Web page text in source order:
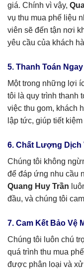
giá. Chính vì vậy,
vụ thu mua phế liệu
viên sẽ đến tận nơi
yêu cầu của khách
5. Thanh Toán
Một trong những lợi
tôi là quy trình thanh
việc thu gom, khách
lập tức, giúp tiết
6. Chất Lượng Dịch
Chúng tôi không
để đáp ứng nhu cầu
Quang Huy Trần
đầu, và chúng tôi
7. Cam Kết Bảo Vệ
Chúng tôi luôn chú
quá trình thu mua
được phân loại và